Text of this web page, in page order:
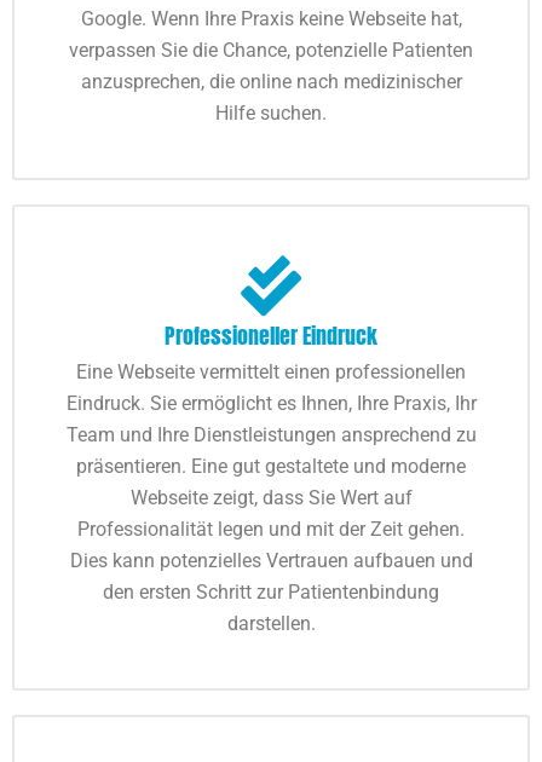
Google. Wenn Ihre Praxis keine Webseite hat,
verpassen Sie die Chance, potenzielle Patienten
anzusprechen, die online nach medizinischer
Hilfe suchen.
Professioneller Eindruck
Eine Webseite vermittelt einen professionellen
Eindruck. Sie ermöglicht es Ihnen, Ihre Praxis, Ihr
Team und Ihre Dienstleistungen ansprechend zu
präsentieren. Eine gut gestaltete und moderne
Webseite zeigt, dass Sie Wert auf
Professionalität legen und mit der Zeit gehen.
Dies kann potenzielles Vertrauen aufbauen und
den ersten Schritt zur Patientenbindung
darstellen.